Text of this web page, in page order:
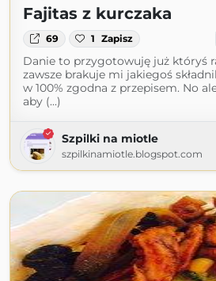
Fajitas z kurczaka
69 1 Zapisz
Danie to przygotowuję już któryś
zawsze brakuje mi jakiegoś
w 100% zgodna z przepisem. No
aby (...)
Szpilki na miotle
szpilkinamiotle.blogspot.com